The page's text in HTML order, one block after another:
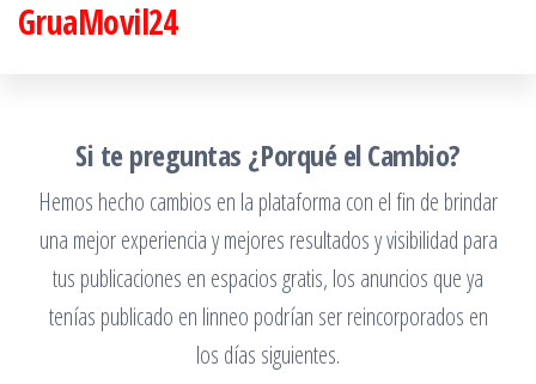
SaltarGruaMovil24
Si te preguntas ¿Porqué el Cambio?
Hemos hecho cambios en la plataforma con el fin de brindar
una mejor experiencia y mejores resultados y visibilidad para
tus publicaciones en espacios gratis, los anuncios que ya
tenías publicado en linneo podrían ser reincorporados en
los días siguientes.